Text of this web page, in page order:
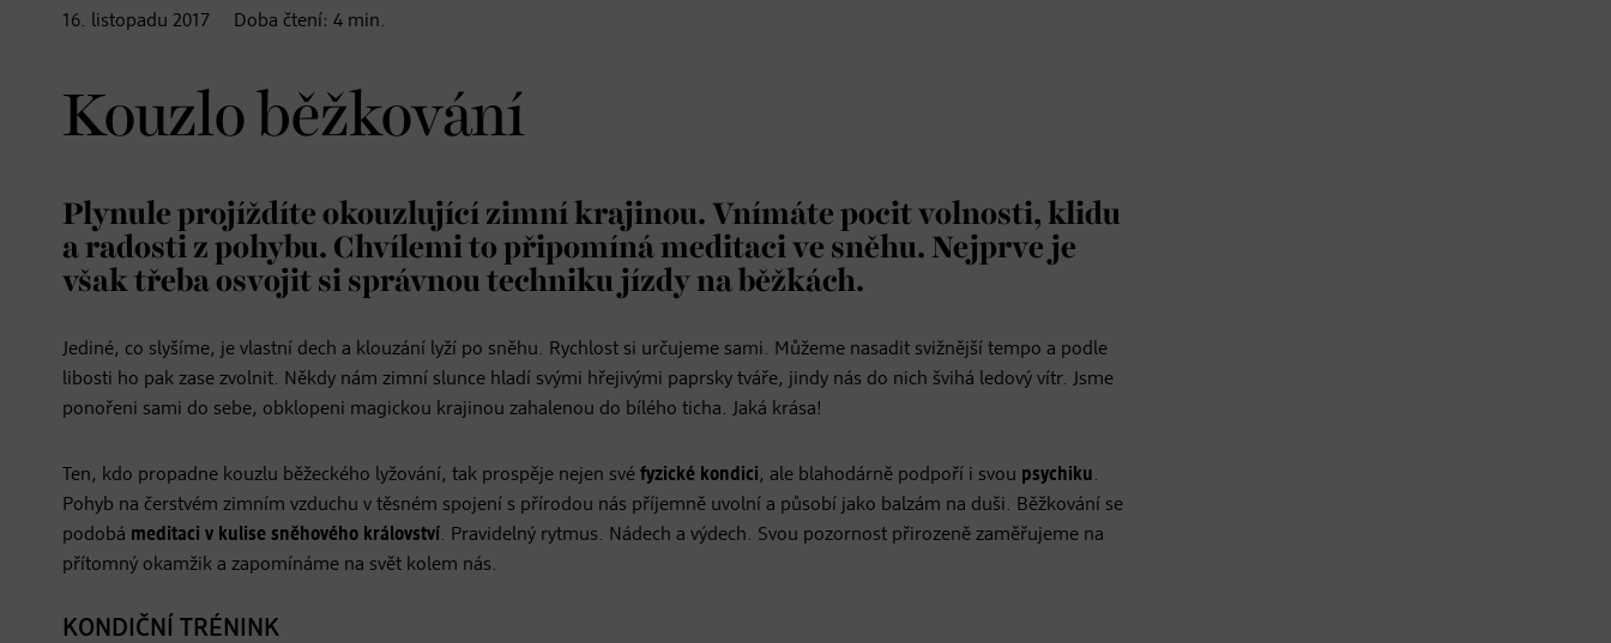
16. listopadu 2017 Doba čtení: 4 min.
Kouzlo běžkování
Plynule projíždíte okouzlující zimní krajinou. Vnímáte pocit volnosti, klidu
a radosti z pohybu. Chvílemi to připomíná meditaci ve sněhu. Nejprve je
však třeba osvojit si správnou techniku jízdy na běžkách.
Jediné, co slyšíme, je vlastní dech a klouzání lyží po sněhu. Rychlost si určujeme sami. Můžeme nasadit svižnější tempo a podle
libosti ho pak zase zvolnit. Někdy nám zimní slunce hladí svými hřejivými paprsky tváře, jindy nás do nich švihá ledový vítr. Jsme
ponořeni sami do sebe, obklopeni magickou krajinou zahalenou do bílého ticha. Jaká krása!
Ten, kdo propadne kouzlu běžeckého lyžování, tak prospěje nejen své fyzické kondici, ale blahodárně podpoří i svou psychiku.
Pohyb na čerstvém zimním vzduchu v těsném spojení s přírodou nás příjemně uvolní a působí jako balzám na duši. Běžkování se
podobá meditaci v kulise sněhového království. Pravidelný rytmus. Nádech a výdech. Svou pozornost přirozeně zaměřujeme na
přítomný okamžik a zapomínáme na svět kolem nás.
KONDIČNÍ TRÉNINK